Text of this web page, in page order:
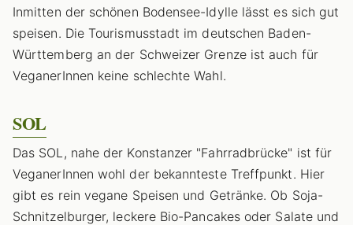
Inmitten der schönen Bodensee-Idylle lässt es sich gut
speisen. Die Tourismusstadt im deutschen Baden-
Württemberg an der Schweizer Grenze ist auch für
VeganerInnen keine schlechte Wahl.
SOL
Das SOL, nahe der Konstanzer "Fahrradbrücke" ist für
VeganerInnen wohl der bekannteste Treffpunkt. Hier
gibt es rein vegane Speisen und Getränke. Ob Soja-
Schnitzelburger, leckere Bio-Pancakes oder Salate und